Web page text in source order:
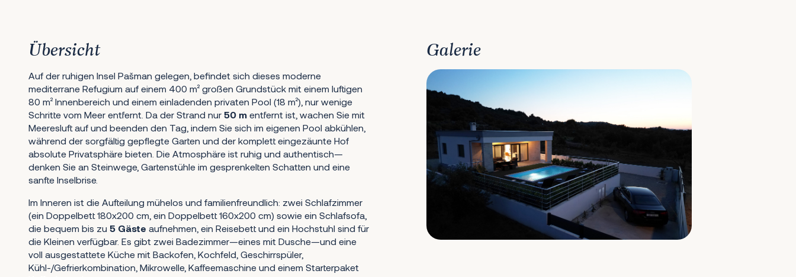
Übersicht
Auf der ruhigen Insel Pašman gelegen, befindet sich dieses moderne
mediterrane Refugium auf einem 400 m² großen Grundstück mit einem luftigen
80 m² Innenbereich und einem einladenden privaten Pool (18 m²), nur wenige
Schritte vom Meer entfernt. Da der Strand nur 50 m entfernt ist, wachen Sie mit
Meeresluft auf und beenden den Tag, indem Sie sich im eigenen Pool abkühlen,
während der sorgfältig gepflegte Garten und der komplett eingezäunte Hof
absolute Privatsphäre bieten. Die Atmosphäre ist ruhig und authentisch—
denken Sie an Steinwege, Gartenstühle im gesprenkelten Schatten und eine
sanfte Inselbrise.
Im Inneren ist die Aufteilung mühelos und familienfreundlich: zwei Schlafzimmer
(ein Doppelbett 180x200 cm, ein Doppelbett 160x200 cm) sowie ein Schlafsofa,
die bequem bis zu 5 Gäste aufnehmen, ein Reisebett und ein Hochstuhl sind für
die Kleinen verfügbar. Es gibt zwei Badezimmer—eines mit Dusche—und eine
voll ausgestattete Küche mit Backofen, Kochfeld, Geschirrspüler,
Kühl-/Gefrierkombination, Mikrowelle, Kaffeemaschine und einem Starterpaket
Galerie